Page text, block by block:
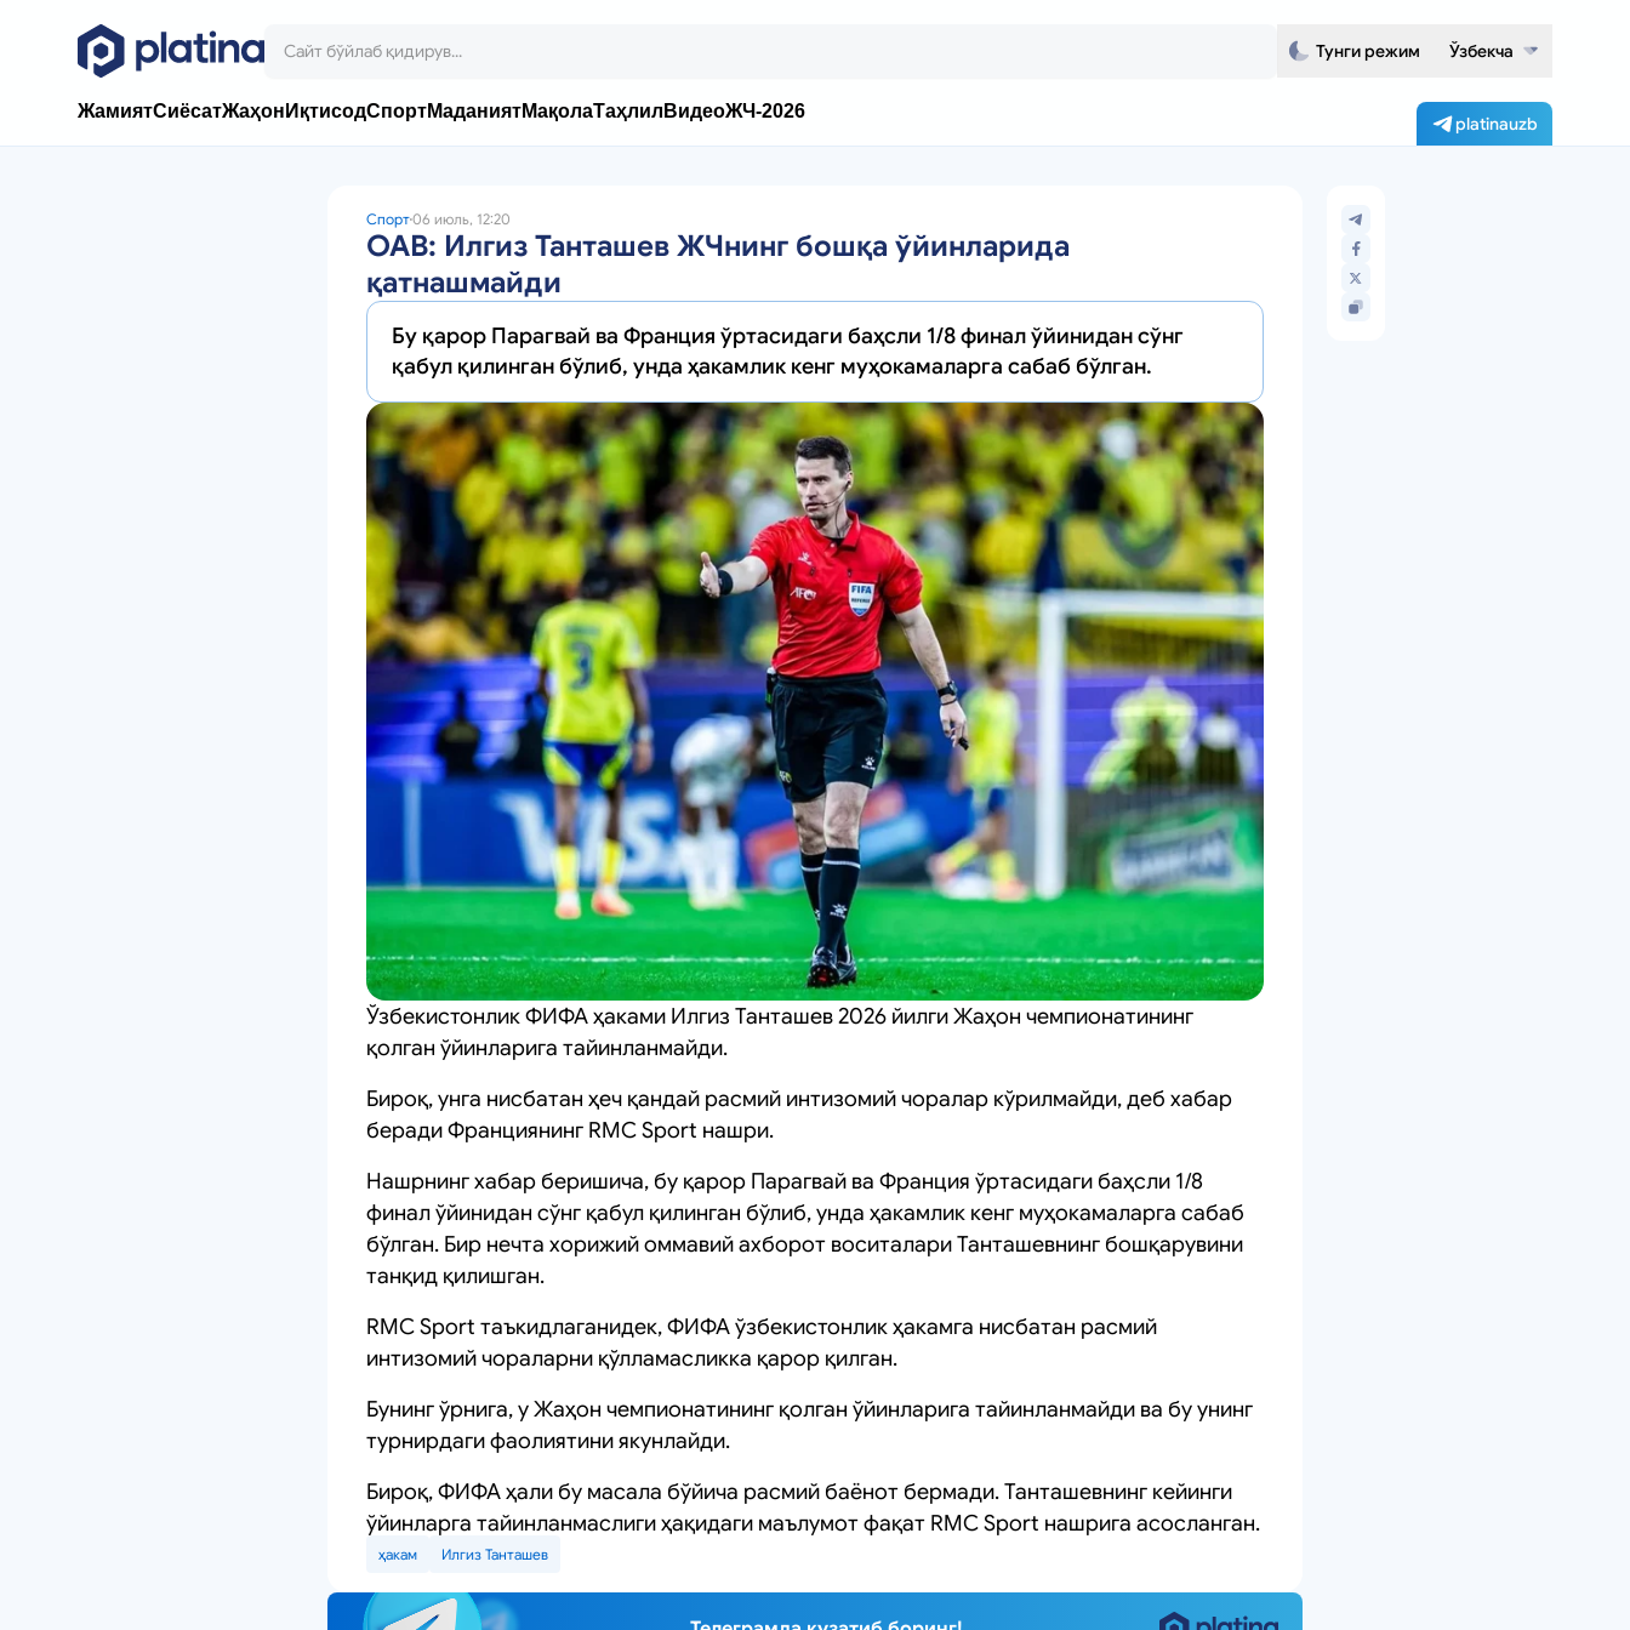
Тунги режим Ўзбекча
ЖамиятСиёсатЖаҳон ИқтисодСпортМаданиятМақолаТаҳлил ВидеоЖЧ-2026
platinauzb
Спорт06 июль, 12:20
ОАВ: Илгиз Танташев ЖЧнинг бошқа ўйинларида
қатнашмайди
Бу қарор Парагвай ва Франция ўртасидаги баҳсли 1/8 финал ўйинидан сўнг
қабул қилинган бўлиб, унда ҳакамлик кенг муҳокамаларга сабаб бўлган.
Ўзбекистонлик ФИФА ҳаками Илгиз Танташев 2026 йилги Жаҳон чемпионатининг
қолган ўйинларига тайинланмайди.
Бироқ, унга нисбатан ҳеч қандай расмий интизомий чоралар кўрилмайди, деб хабар
беради Франциянинг RMC Sport нашри.
Нашрнинг хабар беришича, бу қарор Парагвай ва Франция ўртасидаги баҳсли 1/8
финал ўйинидан сўнг қабул қилинган бўлиб, унда ҳакамлик кенг муҳокамаларга сабаб
бўлган. Бир нечта хорижий оммавий ахборот воситалари Танташевнинг бошқарувини
танқид қилишган.
RMC Sport таъкидлаганидек, ФИФА ўзбекистонлик ҳакамга нисбатан расмий
интизомий чораларни қўлламасликка қарор қилган.
Бунинг ўрнига, у Жаҳон чемпионатининг қолган ўйинларига тайинланмайди ва бу унинг
турнирдаги фаолиятини якунлайди.
Бироқ, ФИФА ҳали бу масала бўйича расмий баёнот бермади. Танташевнинг кейинги
ўйинларга тайинланмаслиги ҳақидаги маълумот фақат RMC Sport нашрига асосланган.
ҳакам Илгиз Танташев